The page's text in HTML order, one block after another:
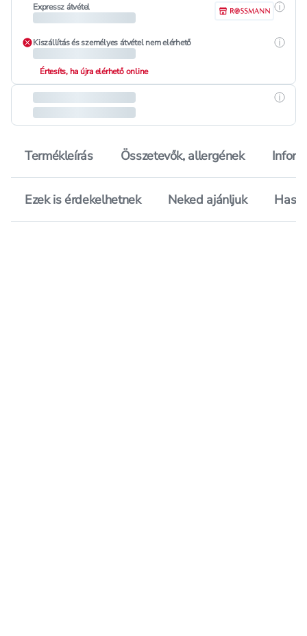
Expressz átvétel
Kiszállítás és személyes átvétel nem elérhető
Értesíts, ha újra elérhető online
Termékleírás Összetevők, allergének
Ezek is érdekelhetnek Neked ajánljuk